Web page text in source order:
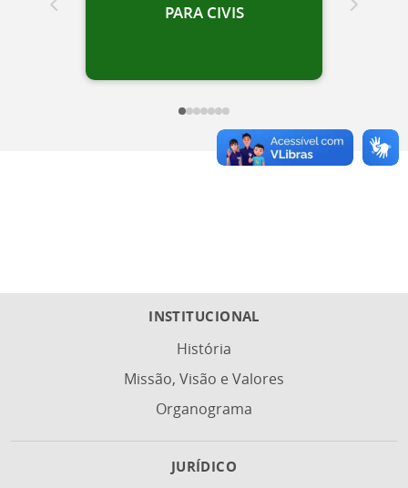
PARA CIVIS
INSTITUCIONAL
História
Missão, Visão e Valores
Organograma
JURÍDICO